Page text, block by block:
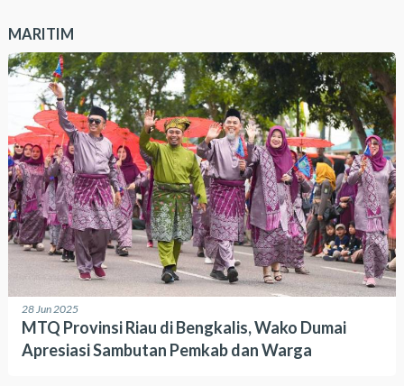
MARITIM
28 Jun 2025
MTQ Provinsi Riau di Bengkalis, Wako Dumai
Apresiasi Sambutan Pemkab dan Warga